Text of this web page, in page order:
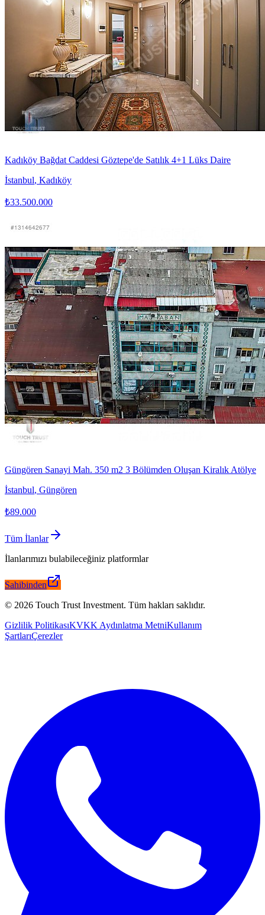
Kadıköy Bağdat Caddesi Göztepe'de Satılık 4+1 Lüks Daire
İstanbul, Kadıköy
₺33.500.000
Güngören Sanayi Mah. 350 m2 3 Bölümden Oluşan Kiralık Atölye
İstanbul, Güngören
₺89.000
Tüm İlanlar
İlanlarımızı bulabileceğiniz platformlar
Sahibinden
© 2026 Touch Trust Investment. Tüm hakları saklıdır.
Gizlilik PolitikasıKVKK Aydınlatma MetniKullanım
ŞartlarıÇerezler